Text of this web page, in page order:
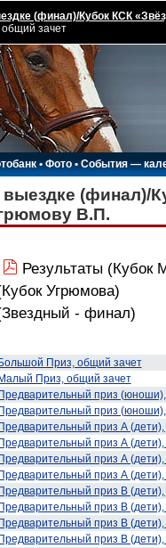
(финал)/Кубок КСК
зачет
•Фото•События —
(финал)/
В.П.
Результаты (Кубок
Угрюмова)
- финал)
Большой Приз, общий зачет
Малый Приз, общий зачет
Предварительный приз
Предварительный приз
Предварительный приз А (дети),
Предварительный приз А (дети),
Предварительный приз А
Предварительный приз А
Предварительный приз В (дети),
Предварительный приз В (дети),
Предварительный приз В
Предварительный приз В